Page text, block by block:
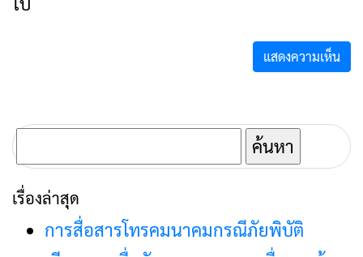
ค้นหา
สำหรับ:
เรื่องล่าสุด
การสื่อสารโทรคมนาคมกรณีภัยพิบัติ